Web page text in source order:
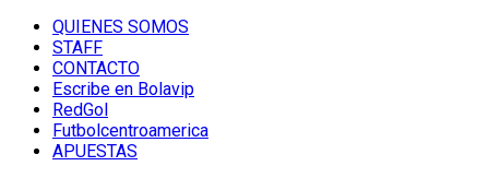
QUIENES SOMOS
STAFF
CONTACTO
Escribe en Bolavip
RedGol
Futbolcentroamerica
APUESTAS